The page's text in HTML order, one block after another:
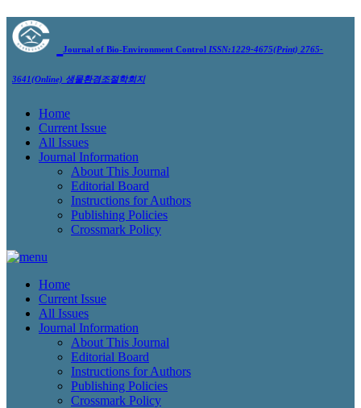
Journal of Bio-Environment Control ISSN:1229-4675(Print) 2765-
3641(Online) 생물환경조절학회지
Home
Current Issue
All Issues
Journal Information
About This Journal
Editorial Board
Instructions for Authors
Publishing Policies
Crossmark Policy
Home
Current Issue
All Issues
Journal Information
About This Journal
Editorial Board
Instructions for Authors
Publishing Policies
Crossmark Policy